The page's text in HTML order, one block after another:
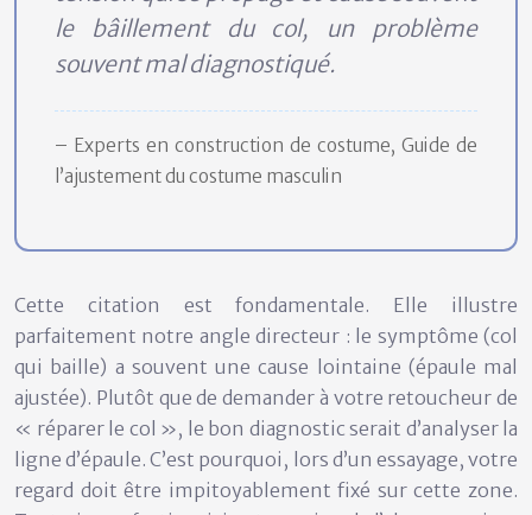
le bâillement du col, un problème
souvent mal diagnostiqué.
– Experts en construction de costume, Guide de
l’ajustement du costume masculin
Cette citation est fondamentale. Elle illustre
parfaitement notre angle directeur : le symptôme (col
qui baille) a souvent une cause lointaine (épaule mal
ajustée). Plutôt que de demander à votre retoucheur de
« réparer le col », le bon diagnostic serait d’analyser la
ligne d’épaule. C’est pourquoi, lors d’un essayage, votre
regard doit être impitoyablement fixé sur cette zone.